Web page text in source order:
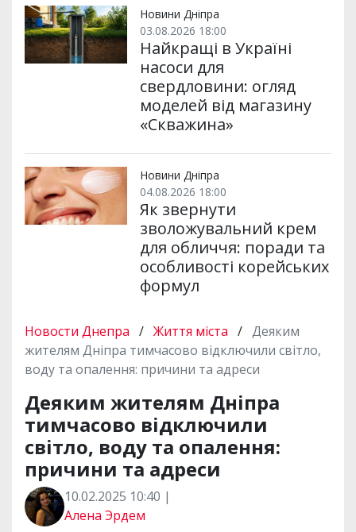
и k m p
Новини Дніпра
03.08.2026 18:00
Найкращі в Україні
насоси для
свердловини: огляд
моделей від магазину
«Скважина»
Новини Дніпра
04.08.2026 18:00
Як звернути
зволожувальний крем
для обличчя: поради та
особливості корейських
формул
Новости Днепра / Життя міста / Деяким
жителям Дніпра тимчасово відключили світло,
воду та опалення: причини та адреси
Деяким жителям Дніпра
тимчасово відключили
світло, воду та опалення:
причини та адреси
10.02.2025 10:40 |
Алена Эрдем